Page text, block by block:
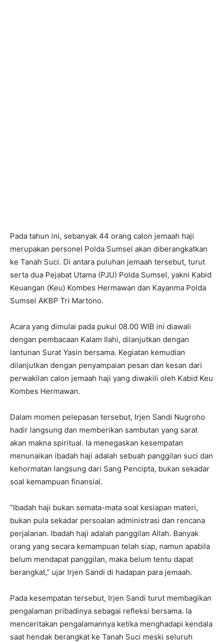
Pada tahun ini, sebanyak 44 orang calon jemaah haji
merupakan personel Polda Sumsel akan diberangkatkan
ke Tanah Suci. Di antara puluhan jemaah tersebut, turut
serta dua Pejabat Utama (PJU) Polda Sumsel, yakni Kabid
Keuangan (Keu) Kombes Hermawan dan Kayanma Polda
Sumsel AKBP Tri Martono.
Acara yang dimulai pada pukul 08.00 WIB ini diawali
dengan pembacaan Kalam Ilahi, dilanjutkan dengan
lantunan Surat Yasin bersama. Kegiatan kemudian
dilanjutkan dengan penyampaian pesan dan kesan dari
perwakilan calon jemaah haji yang diwakili oleh Kabid Keu
Kombes Hermawan.
Dalam momen pelepasan tersebut, Irjen Sandi Nugroho
hadir langsung dan memberikan sambutan yang sarat
akan makna spiritual. Ia menegaskan kesempatan
menunaikan ibadah haji adalah sebuah panggilan suci dan
kehormatan langsung dari Sang Pencipta, bukan sekadar
soal kemampuan finansial.
“Ibadah haji bukan semata-mata soal kesiapan materi,
bukan pula sekadar persoalan administrasi dan rencana
perjalanan. Ibadah haji adalah panggilan Allah. Banyak
orang yang secara kemampuan telah siap, namun apabila
belum mendapat panggilan, maka belum tentu dapat
berangkat,” ujar Irjen Sandi di hadapan para jemaah.
Pada kesempatan tersebut, Irjen Sandi turut membagikan
pengalaman pribadinya sebagai refleksi bersama. Ia
menceritakan pengalamannya ketika menghadapi kendala
saat hendak berangkat ke Tanah Suci meski seluruh